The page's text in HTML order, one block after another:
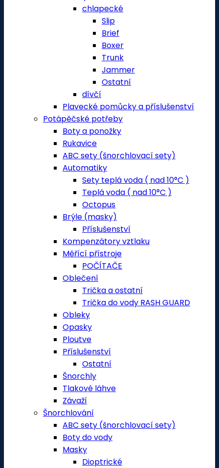
chlapecké
Slip
Brief
Boxer
Trunk
Jammer
Ostatní
dívčí
Plavecké pomůcky a příslušenství
Potápěčské potřeby
Boty a ponožky
Rukavice
ABC sety (šnorchlovací sety)
Automatiky
Sety teplá voda ( nad 10°C )
Teplá voda ( nad 10°C )
Octopus
Brýle (masky)
Příslušenství
Kompenzátory vztlaku
Měřící přístroje
POČÍTAČE
Oblečení
Trička a ostatní
Trička do vody RASH GUARD
Obleky
Opasky
Ploutve
Příslušenství
Ostatní
Šnorchly
Tlakové láhve
Závaží
Šnorchlování
ABC sety (šnorchlovací sety)
Boty do vody
Masky
Dioptrické